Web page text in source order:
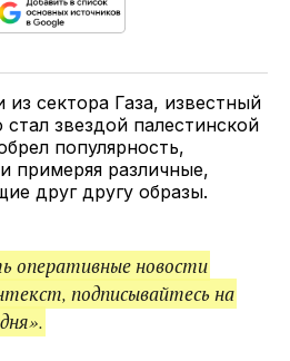
сектора Газа, известный
звездой палестинской
популярность,
примеряя различные,
друг другу образы.
оперативные новости
подписывайтесь на